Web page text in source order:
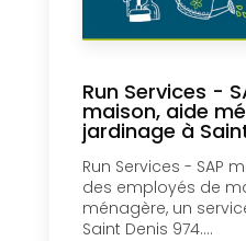
Run Services -
maison, aide
jardinage à
Run Services - SAP
des employés de
ménagère, un
Saint Denis 974....